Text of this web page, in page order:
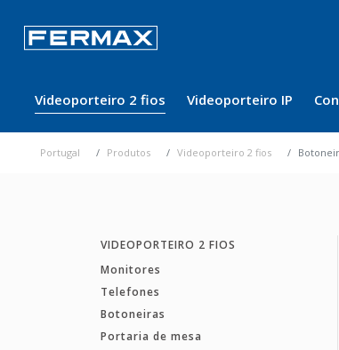
Videoporteiro 2 fios Videoporteiro IP
Portugal Produtos Videoporteiro 2 fios
VIDEOPORTEIRO 2 FIOS
Monitores
Telefones
Botoneiras
Portaria de mesa